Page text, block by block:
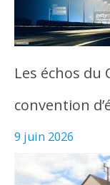
Les échos du
convention
9 juin 2026